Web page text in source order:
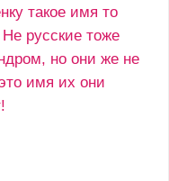
такое имя то
русские тоже
но они же не
имя их они